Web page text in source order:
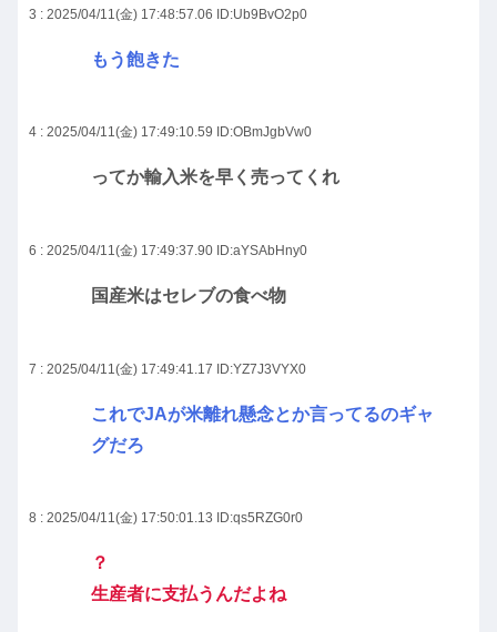
3 : 2025/04/11(金) 17:48:57.06 ID:Ub9BvO2p0
もう飽きた
4 : 2025/04/11(金) 17:49:10.59 ID:OBmJgbVw0
ってか輸入米を早く売ってくれ
6 : 2025/04/11(金) 17:49:37.90 ID:aYSAbHny0
国産米はセレブの食べ物
7 : 2025/04/11(金) 17:49:41.17 ID:YZ7J3VYX0
これでJAが米離れ懸念とか言ってるのギャ
グだろ
8 : 2025/04/11(金) 17:50:01.13 ID:qs5RZG0r0
？
生産者に支払うんだよね